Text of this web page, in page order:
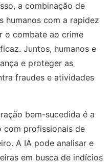
a combinação de
humanos com a rapidez
o combate ao crime
Juntos, humanos e
e proteger as
fraudes e atividades
bem-sucedida é a
com profissionais de
A IA pode analisar e
em busca de indícios